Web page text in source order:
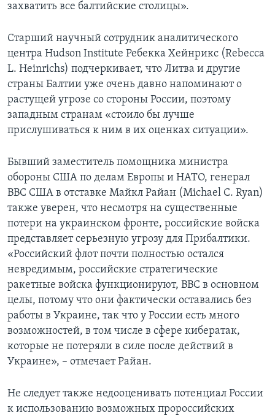
захватить все балтийские столицы».
Старший научный сотрудник аналитического
центра Hudson Institute Ребекка Хейнрикс (Rebecca
L. Heinrichs) подчеркивает, что Литва и другие
страны Балтии уже очень давно напоминают о
растущей угрозе со стороны России, поэтому
западным странам «стоило бы лучше
прислушиваться к ним в их оценках ситуации».
Бывший заместитель помощника министра
обороны США по делам Европы и НАТО, генерал
ВВС США в отставке Майкл Райан (Michael C. Ryan)
также уверен, что несмотря на существенные
потери на украинском фронте, российские войска
представляет серьезную угрозу для Прибалтики.
«Российский флот почти полностью остался
невредимым, российские стратегические
ракетные войска функционируют, ВВС в основном
целы, потому что они фактически оставались без
работы в Украине, так что у России есть много
возможностей, в том числе в сфере кибератак,
которые не потеряли в силе после действий в
Украине», – отмечает Райан.
Не следует также недооценивать потенциал России
к использованию возможных пророссийских